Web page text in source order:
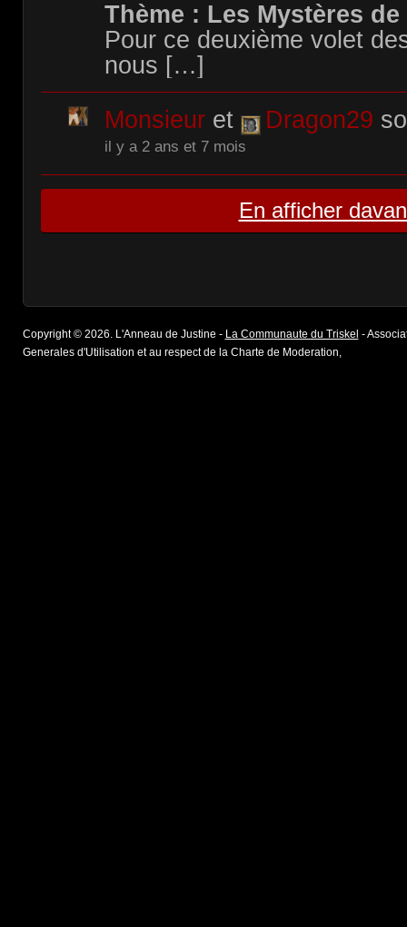
Thème : Les Mystères de
Pour ce deuxième volet
nous […]
Monsieuret Dragon29
il y a 2 ans et 7 mois
En afficher
Copyright © 2026. L'Anneau de Justine - La Communaute du Triskel -
Generales d'Utilisation et au respect de la Charte de Moderation,